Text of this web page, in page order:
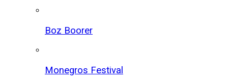
Boz Boorer
Monegros Festival